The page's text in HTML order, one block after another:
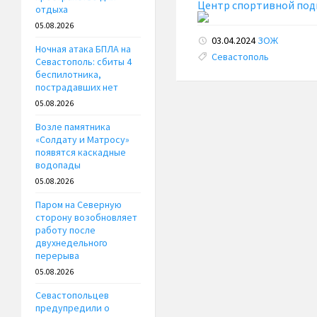
Центр спортивной
03.04.2024ЗОЖ
Tags:
Севастополь
отдыха
05.08.2026
Ночная атака БПЛА на
Севастополь: сбиты 4
беспилотника,
пострадавших нет
05.08.2026
Возле памятника
«Солдату и Матросу»
появятся каскадные
водопады
05.08.2026
Паром на Северную
сторону возобновляет
работу после
двухнедельного
перерыва
05.08.2026
Севастопольцев
предупредили о